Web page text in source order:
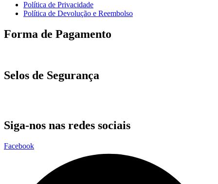
Política de Privacidade
Política de Devolução e Reembolso
Forma de Pagamento
Selos de Segurança
Siga-nos nas redes sociais
Facebook